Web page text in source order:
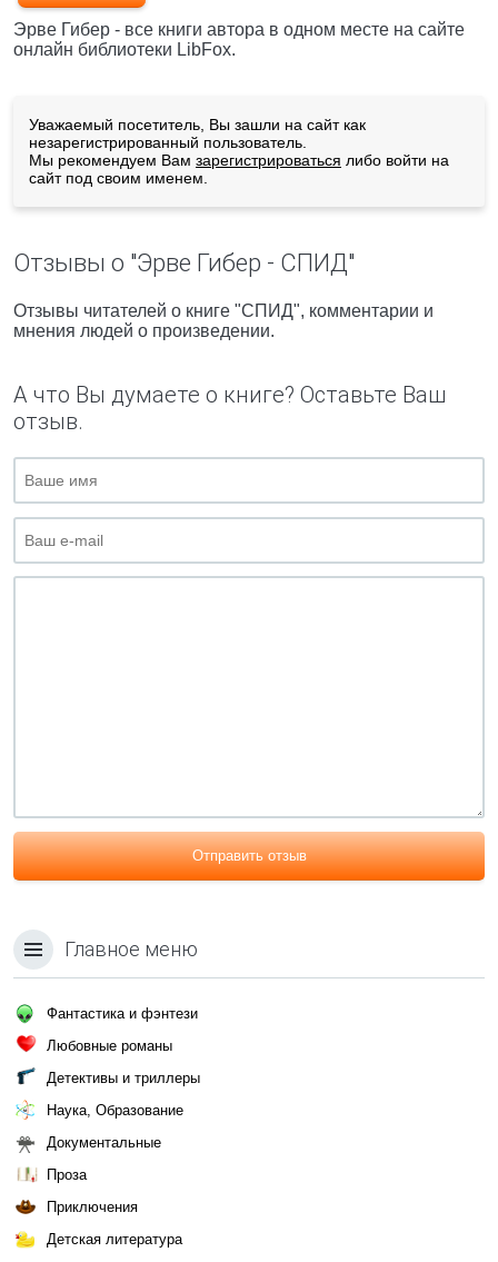
Эрве Гибер - все книги автора в одном месте на сайте
онлайн библиотеки LibFox.
Уважаемый посетитель, Вы зашли на сайт как
незарегистрированный пользователь.
Мы рекомендуем Вам зарегистрироваться либо войти на
сайт под своим именем.
Отзывы о "Эрве Гибер - СПИД"
Отзывы читателей о книге "СПИД", комментарии и
мнения людей о произведении.
А что Вы думаете о книге? Оставьте Ваш
отзыв.
Отправить отзыв
Главное меню
Фантастика и фэнтези
Любовные романы
Детективы и триллеры
Наука, Образование
Документальные
Проза
Приключения
Детская литература